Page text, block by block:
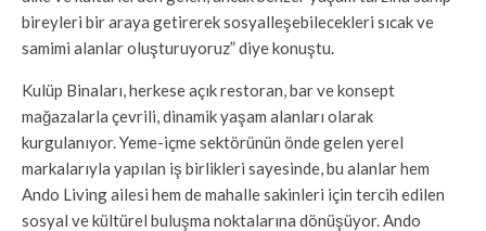
bireyleri bir araya getirerek sosyalleşebilecekleri sıcak ve
samimi alanlar oluşturuyoruz” diye konuştu.
Kulüp Binaları, herkese açık restoran, bar ve konsept
mağazalarla çevrili, dinamik yaşam alanları olarak
kurgulanıyor. Yeme-içme sektörünün önde gelen yerel
markalarıyla yapılan iş birlikleri sayesinde, bu alanlar hem
Ando Living ailesi hem de mahalle sakinleri için tercih edilen
sosyal ve kültürel buluşma noktalarına dönüşüyor. Ando